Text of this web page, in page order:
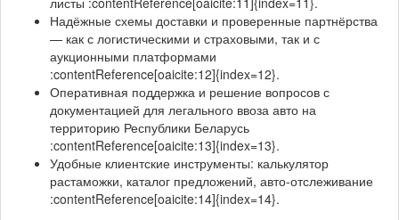
Надёжные схемы доставки и проверенные партнёрства
— как с логистическими и страховыми, так и с
аукционными платформами
:contentReference[oaicite:12]{index=12}.
Оперативная поддержка и решение вопросов с
документацией для легального ввоза авто на
территорию Республики Беларусь
:contentReference[oaicite:13]{index=13}.
Удобные клиентские инструменты: калькулятор
растаможки, каталог предложений, авто-отслеживание
:contentReference[oaicite:14]{index=14}.